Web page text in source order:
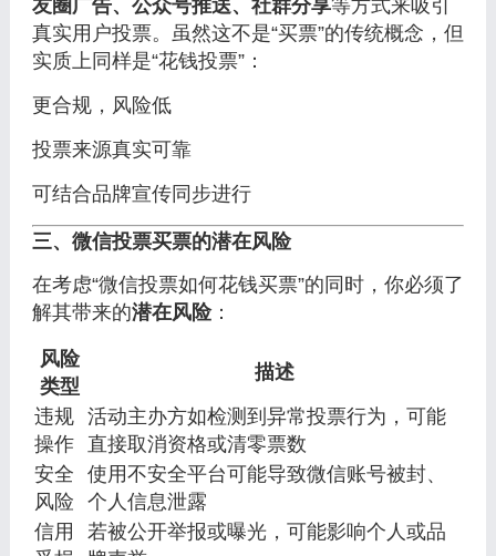
友圈广告、公众号推送、社群分享等方式来吸引
真实用户投票。虽然这不是“买票”的传统概念，但
实质上同样是“花钱投票”：
更合规，风险低
投票来源真实可靠
可结合品牌宣传同步进行
三、微信投票买票的潜在风险
在考虑“微信投票如何花钱买票”的同时，你必须了
解其带来的潜在风险：
风险
类型
描述
违规
操作
活动主办方如检测到异常投票行为，可能
直接取消资格或清零票数
安全
风险
使用不安全平台可能导致微信账号被封、
个人信息泄露
信用
若被公开举报或曝光，可能影响个人或品